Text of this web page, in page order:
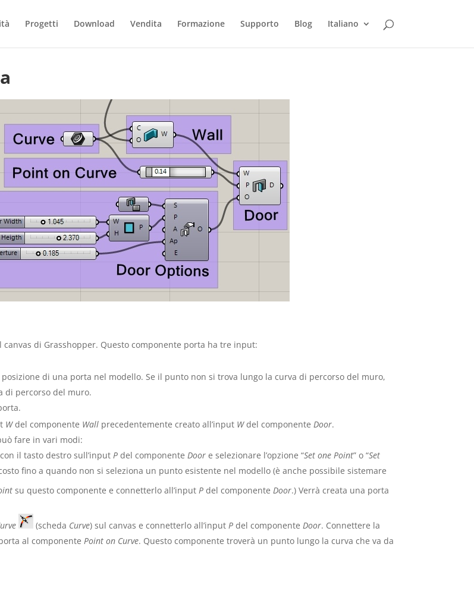
Progetti Download Vendita Formazione Supporto Blog Italiano
canvas di Grasshopper. Questo componente porta ha tre input:
di una porta nel modello. Se il punto non si trova lungo la curva di percorso del muro,
di percorso del muro.
Wdel componente Wall precedentemente creato all’input Wdel componenteDoor.
fare in vari modi:
il tasto destro sull’inputP del componenteDoor e selezionare l’opzione “Set one Point” o “Set
fino a quando non si seleziona un punto esistente nel modello (è anche possibile sistemare
su questo componente e connetterlo all’inputP del componenteDoor.) Verrà creata una porta
(scheda Curve) sul canvas e connetterlo all’inputP del componenteDoor. Connettere la
al componentePoint on Curve. Questo componente troverà un punto lungo la curva che va da